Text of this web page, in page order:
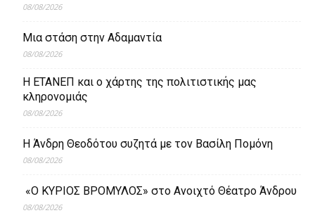
08/08/2026
Μια στάση στην Αδαμαντία
08/08/2026
Η ΕΤΑΝΕΠ και ο χάρτης της πολιτιστικής μας
κληρονομιάς
08/08/2026
Η Άνδρη Θεοδότου συζητά με τον Βασίλη Πομόνη
08/08/2026
«Ο ΚΥΡΙΟΣ ΒΡΟΜΥΛΟΣ» στο Ανοιχτό Θέατρο Άνδρου
08/08/2026